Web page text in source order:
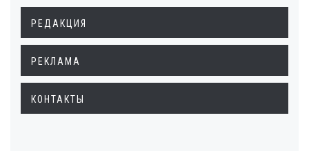
РЕДАКЦИЯ
РЕКЛАМА
КОНТАКТЫ